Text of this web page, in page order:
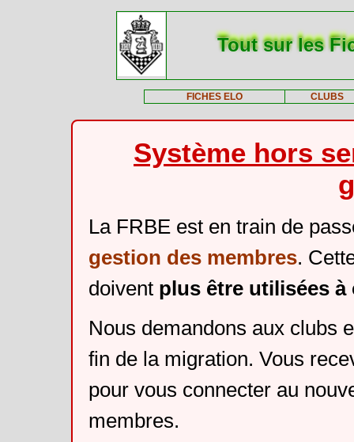
Tout sur les
FICHES ELO CLUBS
Système hors
La FRBE est en train de
gestion des membres.
doivent plus être utilisées
Nous demandons aux clubs
fin de la migration. Vous
pour vous connecter au
membres.